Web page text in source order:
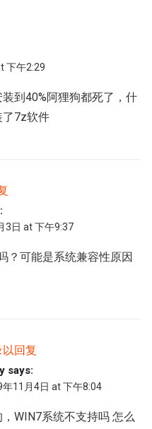
下午2:29
到40%阿狸狗都死了，什
了7z软件
3日 at 下午9:37
？可能是系统兼容性原因
回复
says:
年11月4日 at 下午8:04
，WIN7系统不支持吗 怎么